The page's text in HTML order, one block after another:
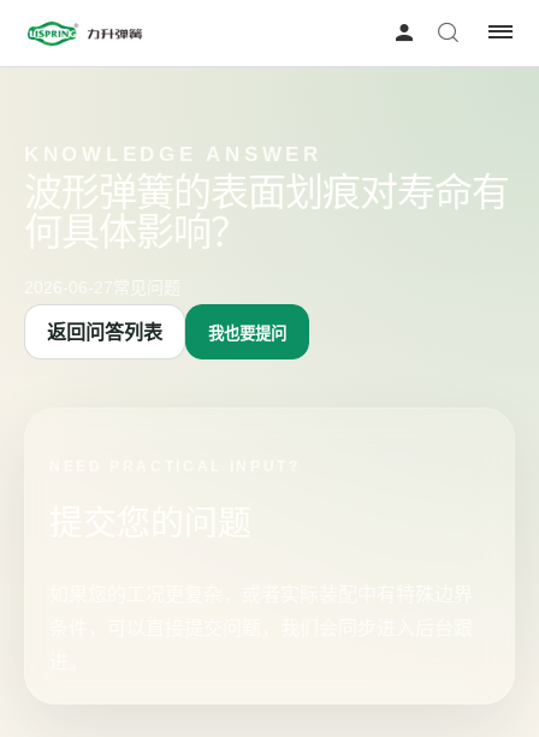
KNOWLEDGE ANSWER
波形弹簧的表面划痕对寿命有
何具体影响？
返回问答列表 我也要提问